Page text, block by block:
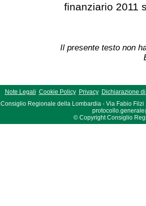
finanziario 2011
Il presente testo non
Note Legali Cookie Policy Privacy
Dichiarazione
Consiglio Regionale della Lombardia - Via Fabio Filzi
© Copyright Consiglio